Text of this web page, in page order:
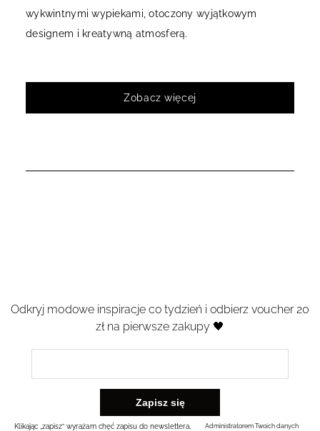
wykwintnymi wypiekami, otoczony wyjątkowym
designem i kreatywną atmosferą.
Zobacz więcej
Odkryj modowe inspiracje co tydzień i odbierz voucher 20
zł na pierwsze zakupy 🖤
Klikając „zapisz” wyrażam chęć zapisu do newslettera,
Administratorem Twoich danych